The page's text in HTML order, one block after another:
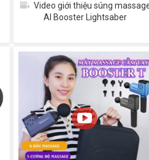
Video giới thiệu súng
AI Booster Lightsaber